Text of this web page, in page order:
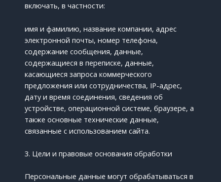
включать, в частности:
имя и фамилию, название компании, адрес
электронной почты, номер телефона,
содержание сообщения, данные,
содержащиеся в переписке, данные,
касающиеся запроса коммерческого
предложения или сотрудничества, IP-адрес,
дату и время соединения, сведения об
устройстве, операционной системе, браузере, а
также основные технические данные,
связанные с использованием сайта.
3. Цели и правовые основания обработки
Персональные данные могут обрабатываться в